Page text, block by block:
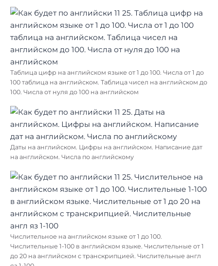
Таблица цифр на английском языке от 1 до 100. Числа от 1 до
100 таблица на английском. Таблица чисел на английском до
100. Числа от нуля до 100 на английском
Даты на английском. Цифры на английском. Написание дат
на английском. Числа по английскому
Числительное на английском языке от 1 до 100.
Числительные 1-100 в английском языке. Числительные от 1
до 20 на английском с транскрипцией. Числительные англ